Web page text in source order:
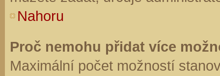
Nahoru
Proč nemohu přidat více
Maximální počet možností